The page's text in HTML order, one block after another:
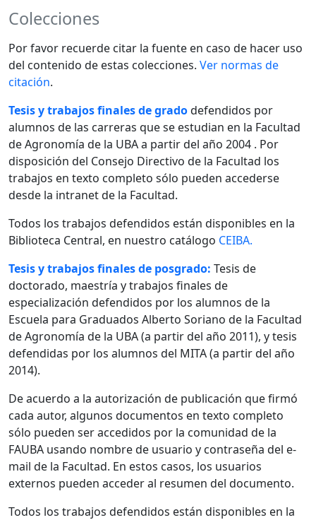
Colecciones
Por favor recuerde citar la fuente en caso de hacer uso
del contenido de estas colecciones. Ver normas de
citación.
Tesis y trabajos finales de gradodefendidos por
alumnos de las carreras que se estudian en la Facultad
de Agronomía de la UBA a partir del año 2004 . Por
disposición del Consejo Directivo de la Facultad los
trabajos en texto completo sólo pueden accederse
desde la intranet de la Facultad.
Todos los trabajos defendidos están disponibles en la
Biblioteca Central, en nuestro catálogo CEIBA.
Tesis y trabajos finales de posgrado: Tesis de
doctorado, maestría y trabajos finales de
especialización defendidos por los alumnos de la
Escuela para Graduados Alberto Soriano de la Facultad
de Agronomía de la UBA (a partir del año 2011), y tesis
defendidas por los alumnos del MITA (a partir del año
2014).
De acuerdo a la autorización de publicación que firmó
cada autor, algunos documentos en texto completo
sólo pueden ser accedidos por la comunidad de la
FAUBA usando nombre de usuario y contraseña del e-
mail de la Facultad. En estos casos, los usuarios
externos pueden acceder al resumen del documento.
Todos los trabajos defendidos están disponibles en la